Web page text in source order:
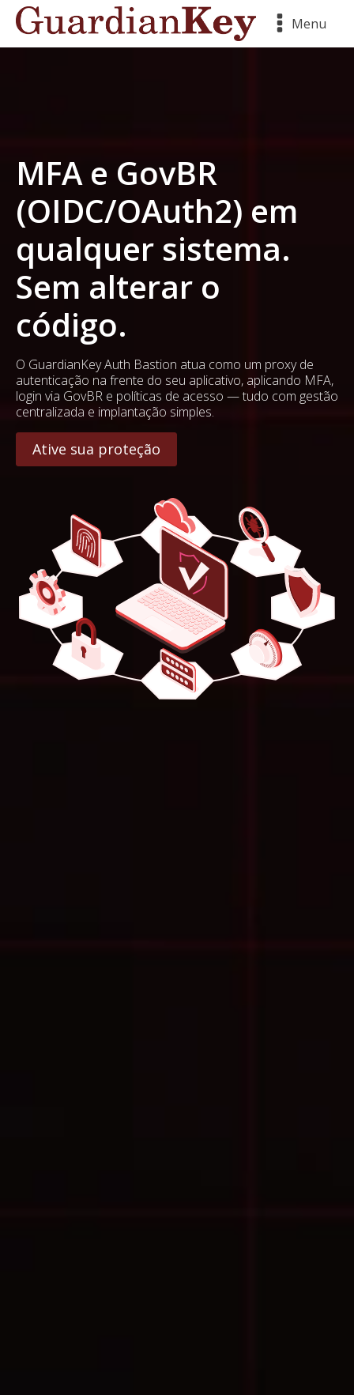
Menu
MFA e GovBR
(OIDC/OAuth2) em
qualquer sistema.
Sem alterar o
código.
O GuardianKey Auth Bastion atua como um proxy de
autenticação na frente do seu aplicativo, aplicando MFA,
login via GovBR e políticas de acesso — tudo com gestão
centralizada e implantação simples.
Ative sua proteção